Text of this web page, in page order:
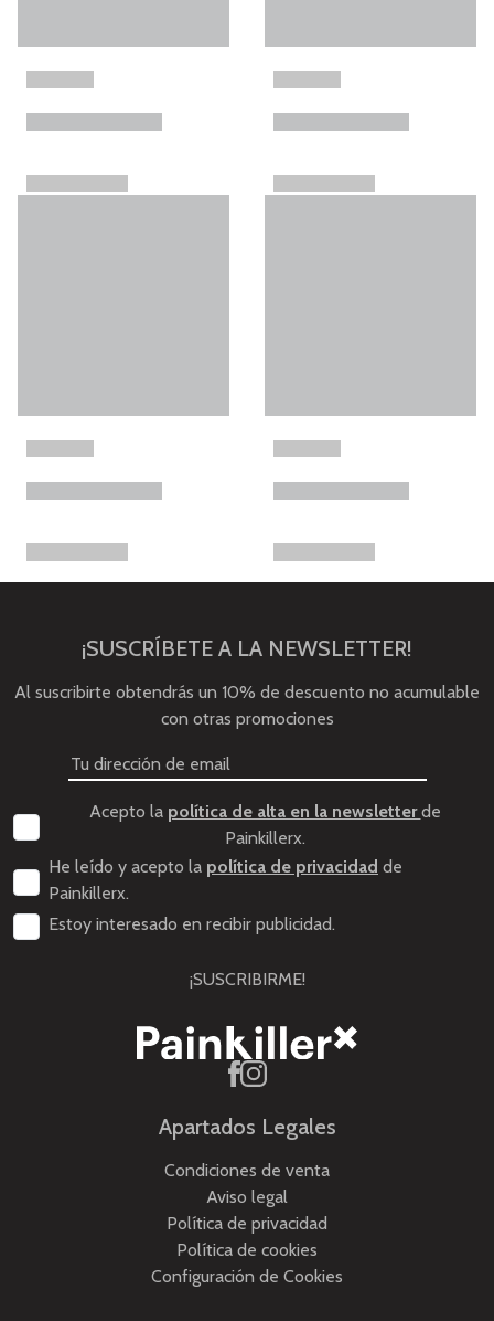
¡SUSCRÍBETE A LA NEWSLETTER!
Al suscribirte obtendrás un 10% de descuento no acumulable
con otras promociones
Acepto la política de alta en la newsletterde
Painkillerx.
He leído y acepto la política de privacidad de
Painkillerx.
Estoy interesado en recibir publicidad.
¡SUSCRIBIRME!
Apartados Legales
Condiciones de venta
Aviso legal
Política de privacidad
Política de cookies
Configuración de Cookies